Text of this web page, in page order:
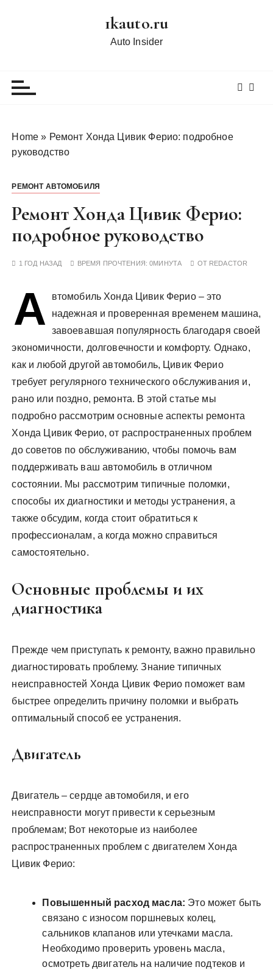
1kauto.ru
Auto Insider
Home » Ремонт Хонда Цивик Ферио: подробное
руководство
РЕМОНТ АВТОМОБИЛЯ
Ремонт Хонда Цивик Ферио:
подробное руководство
1 ГОД НАЗАД ВРЕМЯ ПРОЧТЕНИЯ:0МИНУТА ОТ REDACTOR
А
втомобиль Хонда Цивик Ферио – это
надежная и проверенная временем машина,
завоевавшая популярность благодаря своей
экономичности, долговечности и комфорту. Однако,
как и любой другой автомобиль, Цивик Ферио
требует регулярного технического обслуживания и,
рано или поздно, ремонта. В этой статье мы
подробно рассмотрим основные аспекты ремонта
Хонда Цивик Ферио, от распространенных проблем
до советов по обслуживанию, чтобы помочь вам
поддерживать ваш автомобиль в отличном
состоянии. Мы рассмотрим типичные поломки,
способы их диагностики и методы устранения, а
также обсудим, когда стоит обратиться к
профессионалам, а когда можно справиться
самостоятельно.
Основные проблемы и их
диагностика
Прежде чем приступать к ремонту, важно правильно
диагностировать проблему. Знание типичных
неисправностей Хонда Цивик Ферио поможет вам
быстрее определить причину поломки и выбрать
оптимальный способ ее устранения.
Двигатель
Двигатель – сердце автомобиля, и его
неисправности могут привести к серьезным
проблемам; Вот некоторые из наиболее
распространенных проблем с двигателем Хонда
Цивик Ферио:
Повышенный расход масла: Это может быть
связано с износом поршневых колец,
сальников клапанов или утечками масла.
Необходимо проверить уровень масла,
осмотреть двигатель на наличие подтеков и